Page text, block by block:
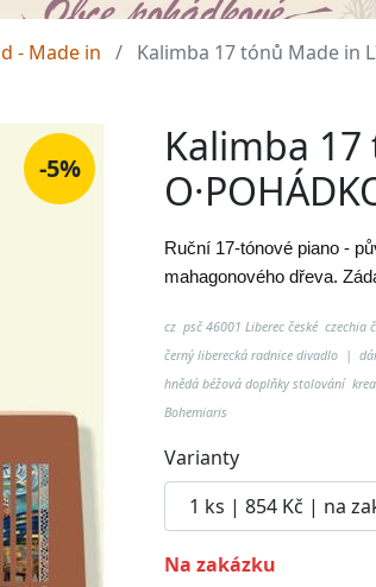
- Made in Kalimba 17 tónů Made in
-5%
Kalimba 17
Ruční 17-tónové piano -
mahagonového dřeva.
cz psč 46001 Liberec české czechia
černý liberecká radnice divadlo |
hnědá béžová doplňky stolování
Bohemiaris
Varianty
na zakázku